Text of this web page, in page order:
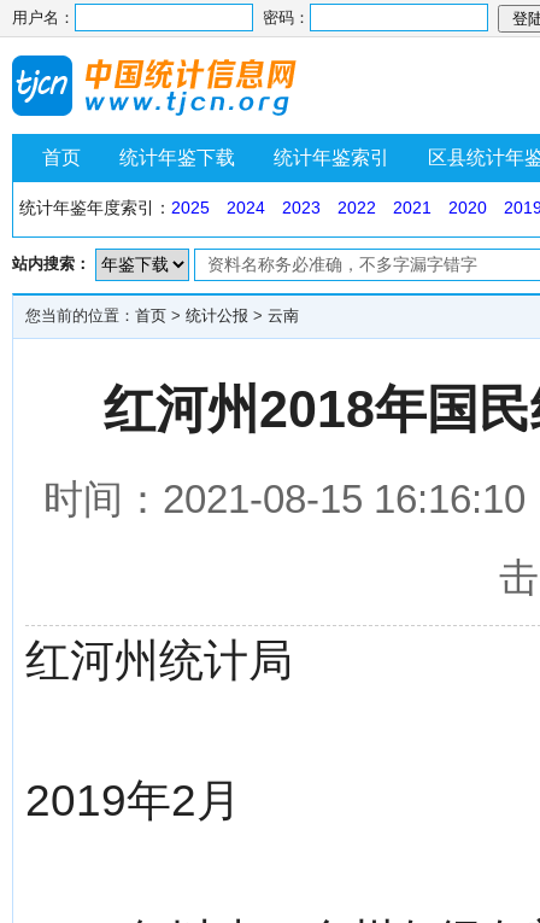
用户名： 密码：
首页 统计年鉴下载 统计年鉴索引 区县统计年
统计年鉴年度索引： 2025 2024 2023 2022 2021 2020
站内搜索：
您当前的位置： 首页 > 统计公报 > 云南
红河州2018年国
时间：2021-08-15
红河州统计局
2019年2月